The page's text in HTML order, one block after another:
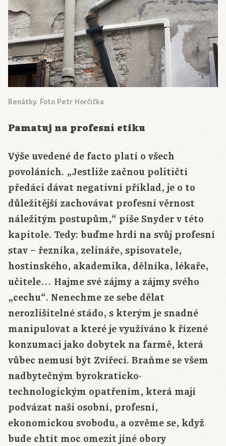
Benátky. Foto Petr Horčička
Pamatuj na profesní etiku
Výše uvedené de facto platí o všech
povoláních. „Jestliže začnou političtí
předáci dávat negativní příklad, je o to
důležitější zachovávat profesní věrnost
náležitým postupům,“ píše Snyder v této
kapitole. Tedy: buďme hrdí na svůj profesní
stav – řezníka, zelináře, spisovatele,
hostinského, akademika, dělníka, lékaře,
učitele… Hajme své zájmy a zájmy svého
„cechu“. Nenechme ze sebe dělat
nerozlišitelné stádo, s kterým je snadné
manipulovat a které je využíváno k řízené
konzumaci jako dobytek na farmě, která
vůbec nemusí být Zvířecí. Braňme se všem
nadbytečným byrokraticko-
technologickým opatřením, která mají
podvázat naši osobní, profesní,
ekonomickou svobodu, a ozvěme se, když
bude chtít moc omezit jiné obory